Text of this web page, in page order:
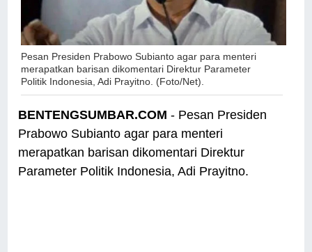
Pesan Presiden Prabowo Subianto agar para menteri
merapatkan barisan dikomentari Direktur Parameter
Politik Indonesia, Adi Prayitno. (Foto/Net).
BENTENGSUMBAR.COM - Pesan Presiden
Prabowo Subianto agar para menteri
merapatkan barisan dikomentari Direktur
Parameter Politik Indonesia, Adi Prayitno.